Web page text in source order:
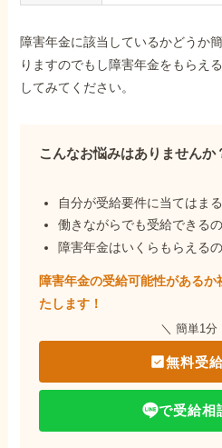
障害年金に該当しているかどうか
りますのでもし障害年金をもらえ
してみてください。
こんなお悩みはありませんか
自分が受給要件に当てはま
働きながらでも受給できる
障害年金はいくらもらえる
障害年金の受給可能性があるか
たします！
＼ 簡単1分
無料受
で受給相